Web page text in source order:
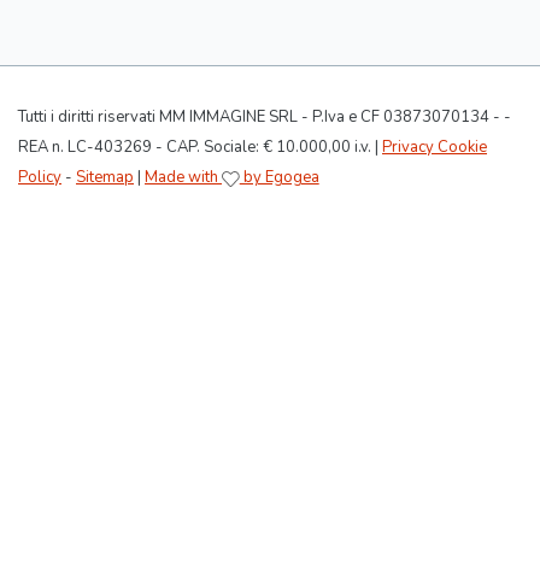
Tutti i diritti riservati MM IMMAGINE SRL - P.Iva e CF 03873070134 - -
REA n. LC-403269 - CAP. Sociale: € 10.000,00 i.v. | Privacy Cookie
Policy - Sitemap | Made with by Egogea